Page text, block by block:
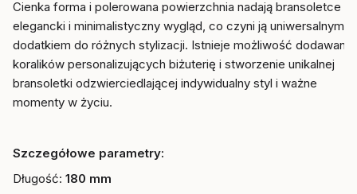
Cienka forma i polerowana powierzchnia nadają bransoletce
elegancki i minimalistyczny wygląd, co czyni ją uniwersalnym
dodatkiem do różnych stylizacji. Istnieje możliwość dodawania
koralików personalizujących biżuterię i stworzenie unikalnej
bransoletki odzwierciedlającej indywidualny styl i ważne
momenty w życiu.
Szczegółowe parametry:
Długość: 180 mm